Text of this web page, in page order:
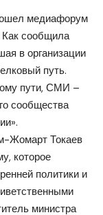
медиафорум
Как сообщила
в организации
путь.
пути, СМИ –
сообщества
Жомарт Токаев
которое
политики и
министра